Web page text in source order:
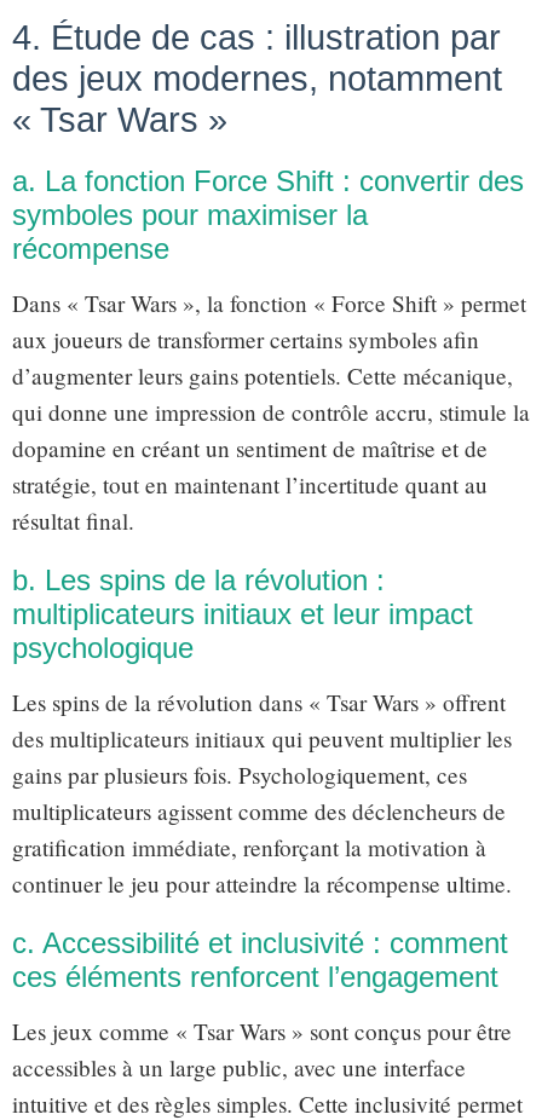
4. Étude de cas : illustration par
des jeux modernes, notamment
« Tsar Wars »
a. La fonction Force Shift : convertir des
symboles pour maximiser la
récompense
Dans « Tsar Wars », la fonction « Force Shift » permet
aux joueurs de transformer certains symboles afin
d’augmenter leurs gains potentiels. Cette mécanique,
qui donne une impression de contrôle accru, stimule la
dopamine en créant un sentiment de maîtrise et de
stratégie, tout en maintenant l’incertitude quant au
résultat final.
b. Les spins de la révolution :
multiplicateurs initiaux et leur impact
psychologique
Les spins de la révolution dans « Tsar Wars » offrent
des multiplicateurs initiaux qui peuvent multiplier les
gains par plusieurs fois. Psychologiquement, ces
multiplicateurs agissent comme des déclencheurs de
gratification immédiate, renforçant la motivation à
continuer le jeu pour atteindre la récompense ultime.
c. Accessibilité et inclusivité : comment
ces éléments renforcent l’engagement
Les jeux comme « Tsar Wars » sont conçus pour être
accessibles à un large public, avec une interface
intuitive et des règles simples. Cette inclusivité permet